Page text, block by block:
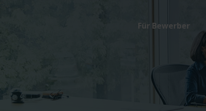
Für Bewerber